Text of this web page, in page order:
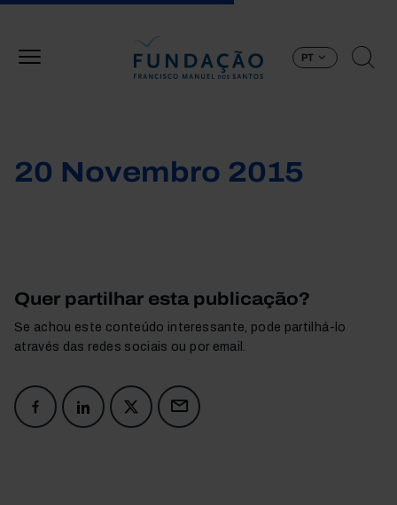
PT
20 Novembro 2015
Quer partilhar esta publicação?
Se achou este conteúdo interessante, pode partilhá-lo
através das redes sociais ou por email.